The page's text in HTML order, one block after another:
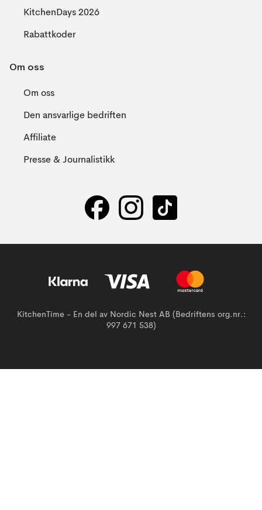
KitchenDays 2026
Rabattkoder
Om oss
Om oss
Den ansvarlige bedriften
Affiliate
Presse & Journalistikk
KitchenTime - En del av Nordic Nest AB (Bedriftens org.nr.:
997 671 538)